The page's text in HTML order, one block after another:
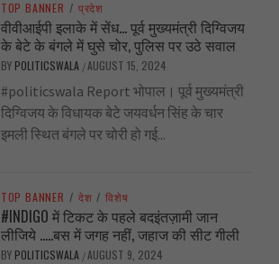
TOP BANNER / प्रदेश
वीवीआईपी इलाके में सेंध… पूर्व मुख्यमंत्री दिग्विजय
के बेटे के बंगले में घुसे चोर, पुलिस पर उठे सवाल
BY POLITICSWALA /AUGUST 15, 2024
#politicswala Report भोपाल। पूर्व मुख्यमंत्री
दिग्विजय के विधायक बेटे जयवर्धन सिंह के चार
इमली स्थित बंगले पर चोरी हो गई...
TOP BANNER / देश / विशेष
#INDIGO में टिकट के पहले बदइंतज़ामी जान
लीजिये …..बस में जगह नहीं, जहाज की सीट गीली
BY POLITICSWALA /AUGUST 9, 2024